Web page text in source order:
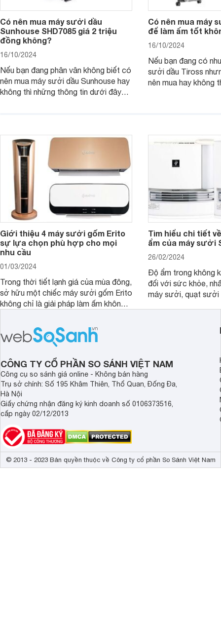
Có nên mua máy sưởi dầu
Sunhouse SHD7085 giá 2 triệu
đồng không?
16/10/2024
Nếu bạn đang phân vân không biết có
nên mua máy sưởi dầu Sunhouse hay
không thì những thông tin dưới đây
Có nên mua máy
để làm ấm tốt
16/10/2024
Nếu bạn đang có
sưởi dầu Tiross
nên mua hay không
Giới thiệu 4 máy sưởi gốm Erito
sự lựa chọn phù hợp cho mọi
nhu cầu
01/03/2024
Trong thời tiết lạnh giá của mùa đông,
sở hữu một chiếc máy sưởi gốm Erito
không chỉ là giải pháp làm ấm không
mái và an toàn cho gia đình. Cùng
Websosanh.vn đi tìm hiểu đặc điểm và
các sản phẩm nổi bật hiện nay nhé.
Tìm hiểu chi tiết
ẩm của máy sưởi
26/02/2024
Độ ẩm trong không
đối với sức khỏe,
máy sưởi, quạt sưởi
nghệ bù ẩm của
Sharp nhé.
CÔNG TY CỔ PHẦN SO SÁNH VIỆT NAM
Công cụ so sánh giá online - Không bán hàng
Trụ sở chính: Số 195 Khâm Thiên, Thổ Quan, Đống Đa,
Hà Nội
Giấy chứng nhận đăng ký kinh doanh số 0106373516,
cấp ngày 02/12/2013
© 2013 - 2023 Bản quyền thuộc về Công ty cổ phần So Sánh Việt Nam